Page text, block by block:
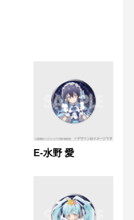
E-水野 愛